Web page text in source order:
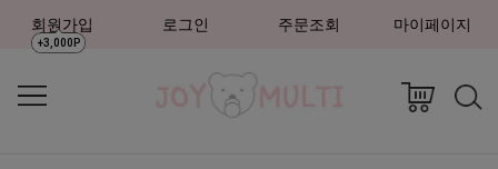
회원가입
+3,000P
로그인 주문조회 마이페이지